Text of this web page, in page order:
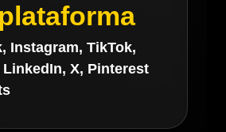
Instagram, TikTok,
LinkedIn, X, Pinterest